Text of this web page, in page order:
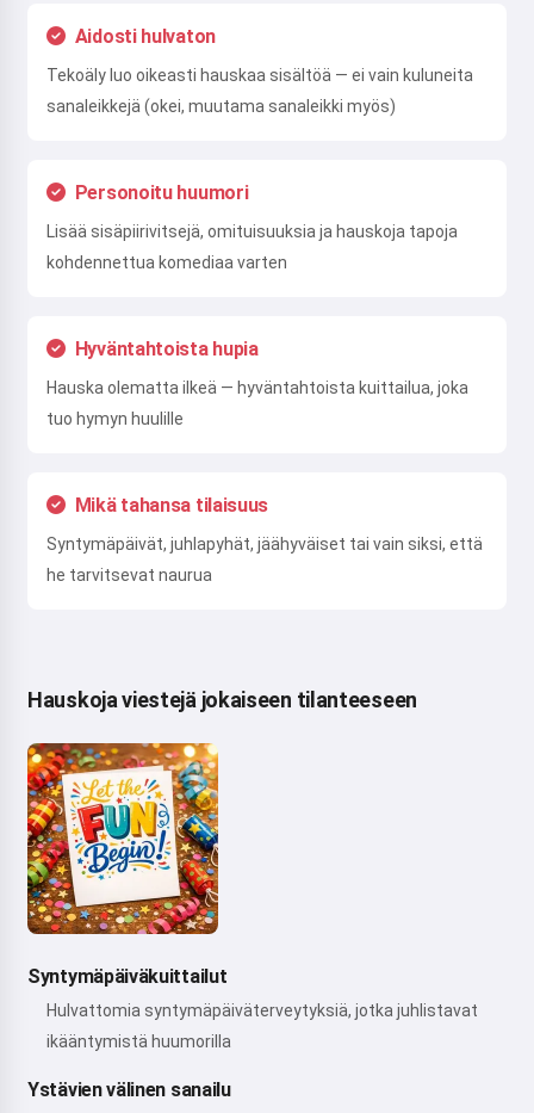
Aidosti hulvaton
Tekoäly luo oikeasti hauskaa sisältöä — ei vain kuluneita
sanaleikkejä (okei, muutama sanaleikki myös)
Personoitu huumori
Lisää sisäpiirivitsejä, omituisuuksia ja hauskoja tapoja
kohdennettua komediaa varten
Hyväntahtoista hupia
Hauska olematta ilkeä — hyväntahtoista kuittailua, joka
tuo hymyn huulille
Mikä tahansa tilaisuus
Syntymäpäivät, juhlapyhät, jäähyväiset tai vain siksi, että
he tarvitsevat naurua
Hauskoja viestejä jokaiseen tilanteeseen
Syntymäpäiväkuittailut
Hulvattomia syntymäpäiväterveytyksiä, jotka juhlistavat
ikääntymistä huumorilla
Ystävien välinen sanailu